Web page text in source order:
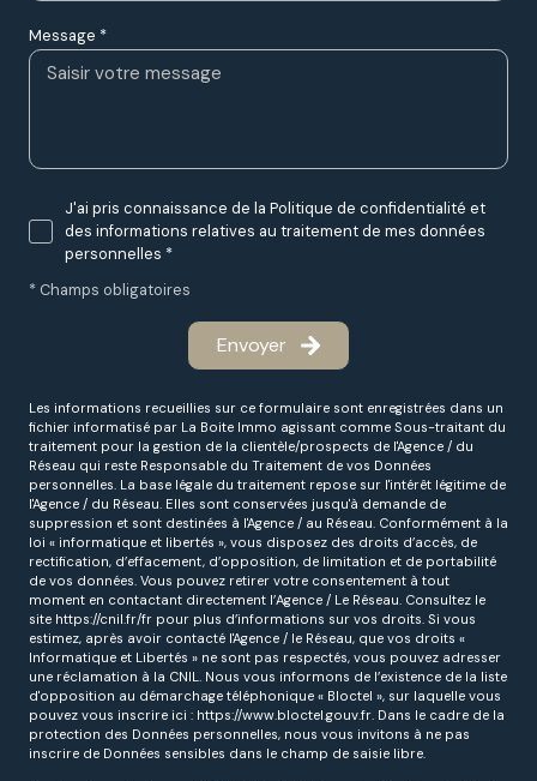
Message *
J'ai pris connaissance de la Politique de confidentialité et
des informations relatives au traitement de mes données
personnelles *
* Champs obligatoires
Envoyer
Les informations recueillies sur ce formulaire sont enregistrées dans un
fichier informatisé par La Boite Immo agissant comme Sous-traitant du
traitement pour la gestion de la clientèle/prospects de l'Agence / du
Réseau qui reste Responsable du Traitement de vos Données
personnelles. La base légale du traitement repose sur l'intérêt légitime de
l'Agence / du Réseau. Elles sont conservées jusqu'à demande de
suppression et sont destinées à l'Agence / au Réseau. Conformément à la
loi « informatique et libertés », vous disposez des droits d’accès, de
rectification, d’effacement, d’opposition, de limitation et de portabilité
de vos données. Vous pouvez retirer votre consentement à tout
moment en contactant directement l’Agence / Le Réseau. Consultez le
site https://cnil.fr/fr pour plus d’informations sur vos droits. Si vous
estimez, après avoir contacté l'Agence / le Réseau, que vos droits «
Informatique et Libertés » ne sont pas respectés, vous pouvez adresser
une réclamation à la CNIL. Nous vous informons de l’existence de la liste
d'opposition au démarchage téléphonique « Bloctel », sur laquelle vous
pouvez vous inscrire ici : https://www.bloctel.gouv.fr . Dans le cadre de la
protection des Données personnelles, nous vous invitons à ne pas
inscrire de Données sensibles dans le champ de saisie libre.